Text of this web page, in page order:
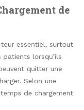
de
essentiel, surtout
lorsqu’ils
quitter une
Selon une
de chargement